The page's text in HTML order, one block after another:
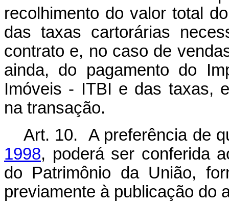
recolhimento do valor total
das taxas cartorárias
contrato e, no caso de
ainda, do pagamento do
Imóveis - ITBI e das taxas,
na transação.
Art. 10. A preferência de
1998, poderá ser conferida
do Patrimônio da União,
previamente à publicação do